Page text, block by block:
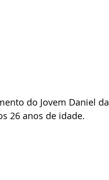
do Jovem Daniel da
26 anos de idade.